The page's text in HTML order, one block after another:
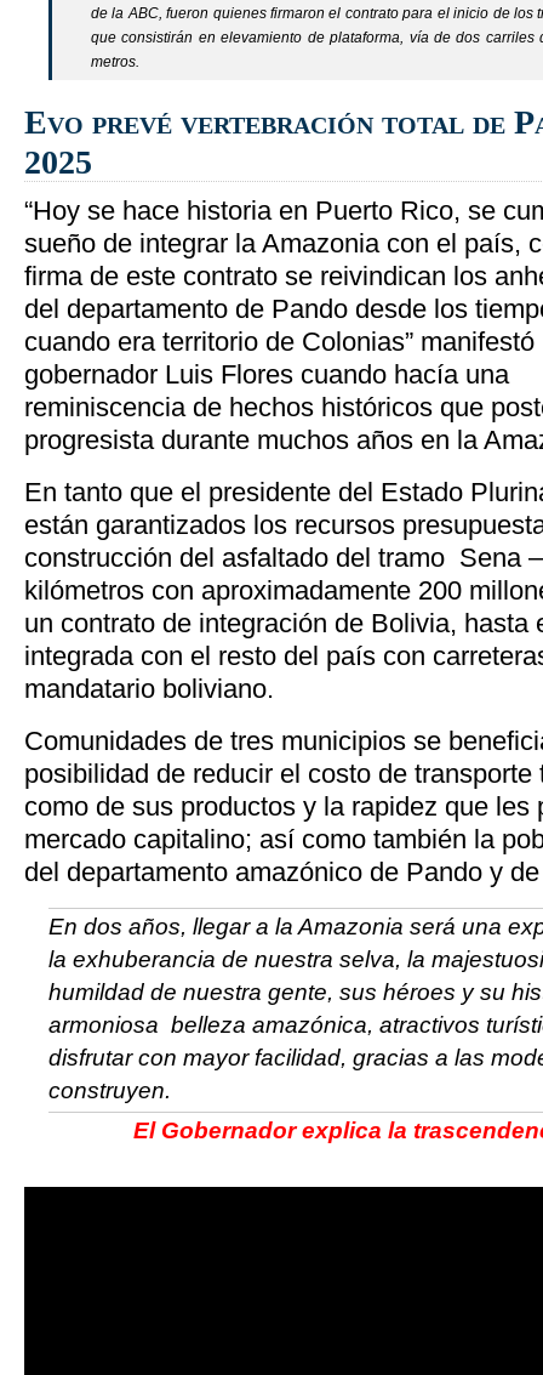
de la ABC, fueron quienes firmaron el contrato para el inicio de los
que consistirán en elevamiento de plataforma, vía de dos carriles
metros.
Evo prevé vertebración total de
2025
“Hoy se hace historia en Puerto Rico, se
sueño de integrar la Amazonia con el país,
firma de este contrato se reivindican los
del departamento de Pando desde los
cuando era territorio de Colonias”
gobernador Luis Flores cuando hacía una
reminiscencia de hechos históricos que
progresista durante muchos años en la
En tanto que el presidente del Estado
están garantizados los recursos
construcción del asfaltado del tramo Sena
kilómetros con aproximadamente 200
un contrato de integración de Bolivia, hasta
integrada con el resto del país con
mandatario boliviano.
Comunidades de tres municipios se
posibilidad de reducir el costo de transporte
como de sus productos y la rapidez que les
mercado capitalino; así como también la
del departamento amazónico de Pando y
En dos años, llegar a la Amazonia será una
la exhuberancia de nuestra selva, la
humildad de nuestra gente, sus héroes y su
armoniosa belleza amazónica, atractivos
disfrutar con mayor facilidad, gracias a las
construyen.
El Gobernador explica la